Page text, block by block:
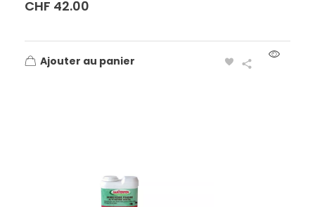
CHF 42.00
Ajouter au panier